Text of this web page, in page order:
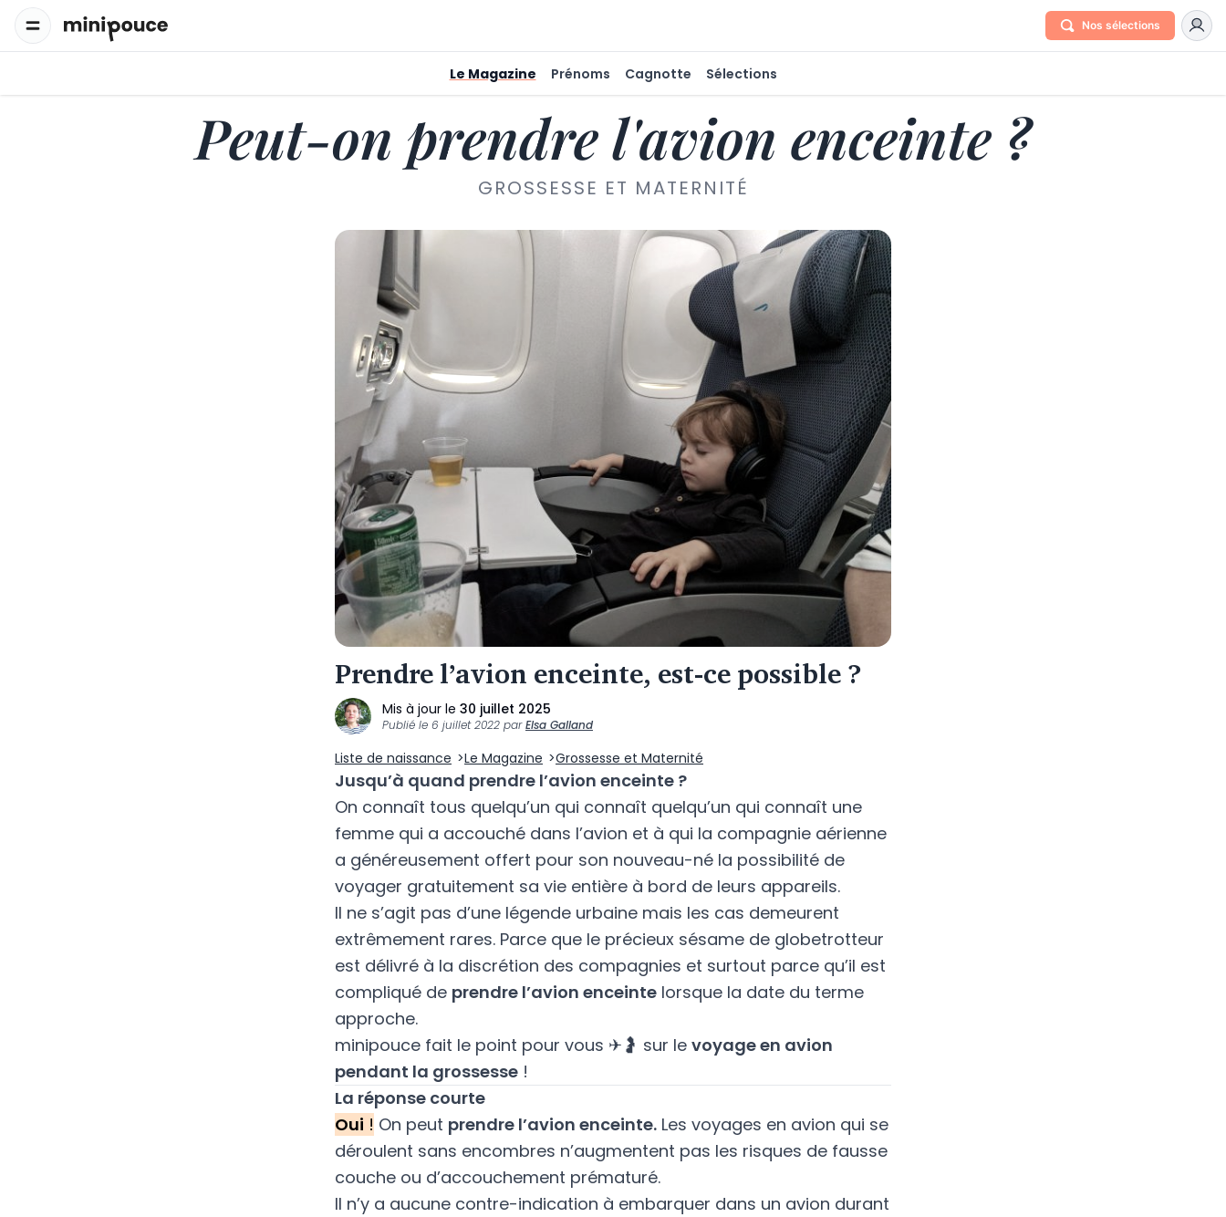
Nos sélections
Le Magazine Prénoms Cagnotte Sélections
Peut-on prendre l'avion enceinte ?
GROSSESSE ET MATERNITÉ
Prendre l’avion enceinte, est-ce possible ?
Mis à jour le 30 juillet 2025
Publié le 6 juillet 2022 parElsa Galland
Liste de naissance Le Magazine Grossesse et Maternité
Jusqu’à quand prendre l’avion enceinte ?
On connaît tous quelqu’un qui connaît quelqu’un qui connaît une
femme qui a accouché dans l’avion et à qui la compagnie aérienne
a généreusement offert pour son nouveau-né la possibilité de
voyager gratuitement sa vie entière à bord de leurs appareils.
Il ne s’agit pas d’une légende urbaine mais les cas demeurent
extrêmement rares. Parce que le précieux sésame de globetrotteur
est délivré à la discrétion des compagnies et surtout parce qu’il est
compliqué de prendre l’avion enceinte lorsque la date du terme
approche.
minipouce fait le point pour vous ✈🤰 sur le voyage en avion
pendant la grossesse !
La réponse courte
Oui ! On peut prendre l’avion enceinte. Les voyages en avion qui se
déroulent sans encombres n’augmentent pas les risques de fausse
couche ou d’accouchement prématuré.
Il n’y a aucune contre-indication à embarquer dans un avion durant